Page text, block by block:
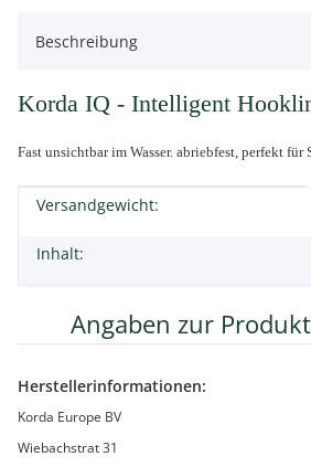
Beschreibung
Korda IQ - Intelligent
Fast unsichtbar im Wasser. abriebfest, perfekt für
Produkteigenschaft
Wert
Versandgewicht:
Inhalt:
Angaben zur
Herstellerinformationen:
Korda Europe BV
Wiebachstrat 31